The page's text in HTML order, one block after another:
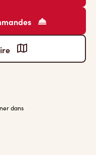
dans